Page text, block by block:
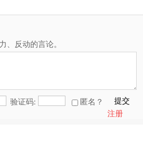
、反动的言论。
验证码: 匿名？
提交
注册